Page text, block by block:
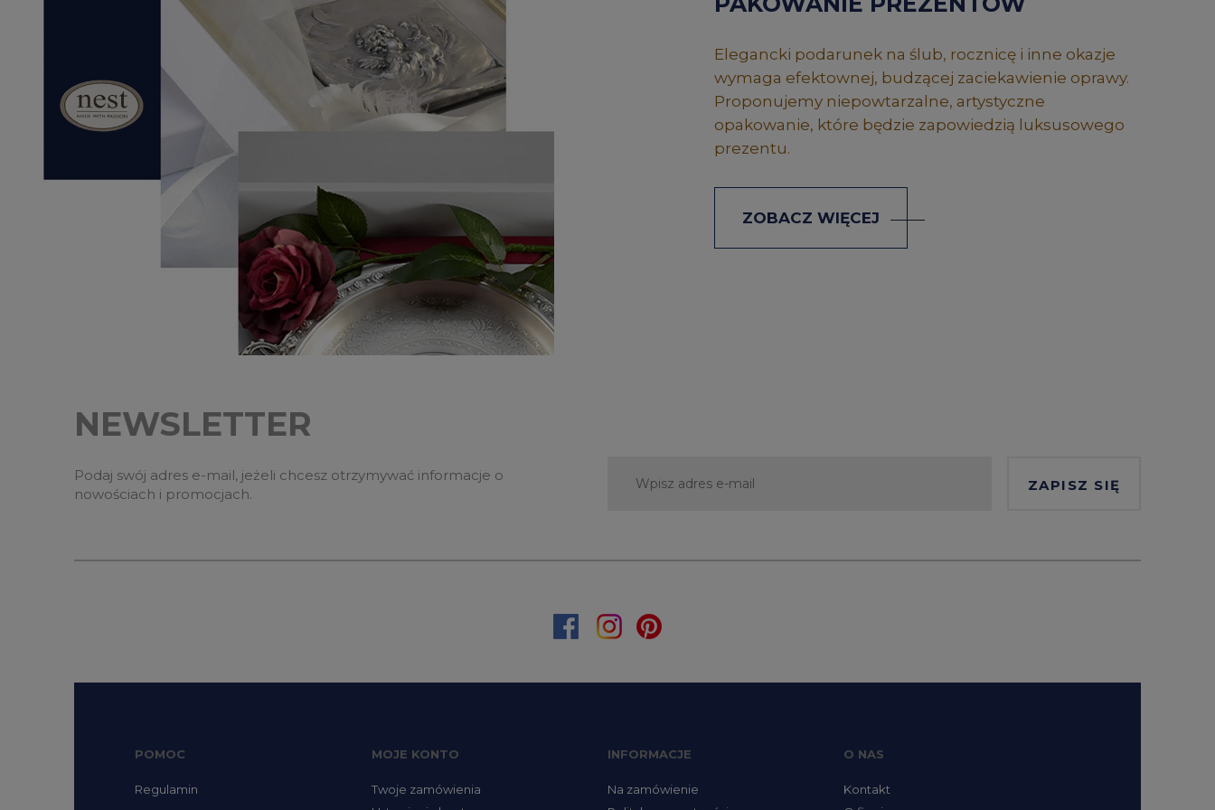
Elegancki podarunek na ślub, rocznicę i inne okazje
wymaga efektownej, budzącej zaciekawienie oprawy.
Proponujemy niepowtarzalne, artystyczne
opakowanie, które będzie zapowiedzią luksusowego
prezentu.
ZOBACZ WIĘCEJ
NEWSLETTER
Podaj swój adres e-mail, jeżeli chcesz otrzymywać informacje o
nowościach i promocjach.
ZAPISZ SIĘ
POMOC
Regulamin
MOJE KONTO
Twoje zamówienia
INFORMACJE
Na zamówienie
O NAS
Kontakt